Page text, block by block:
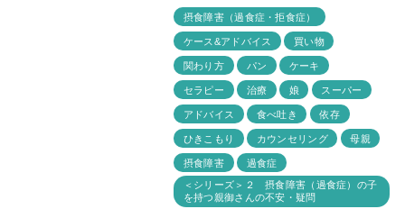
袋を抱えて帰ってくるのですが、こんな
ことしていていいのでしょうか？自分で
買いにいかせたほ
摂食障害（過食症・拒食症）
ケース&アドバイス 買い物
関わり方 パン ケーキ
セラピー 治療 娘 スーパー
アドバイス 食べ吐き 依存
ひきこもり カウンセリング 母親
摂食障害 過食症
＜シリーズ＞２ 摂食障害（過食症）の子
を持つ親御さんの不安・疑問